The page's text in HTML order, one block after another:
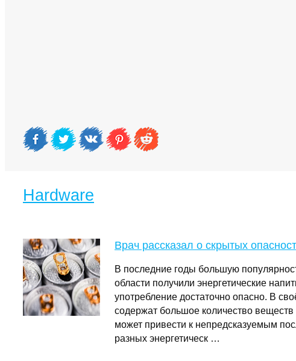
Hardware
Врач рассказал о скрытых
В последние годы большую
области получили энергетические
употребление достаточно опасно. В
содержат большое количество
может привести к непредсказуемым
разных энергетическ …